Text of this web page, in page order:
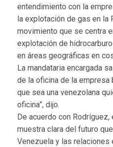
entendimiento con la
la explotación de gas en la
movimiento que se centra
explotación de
en áreas geográficas en
La mandataria encargada
de la oficina de la empresa
que sea una venezolana
oficina”, dijo.
De acuerdo con
muestra clara del futuro
Venezuela y las relaciones